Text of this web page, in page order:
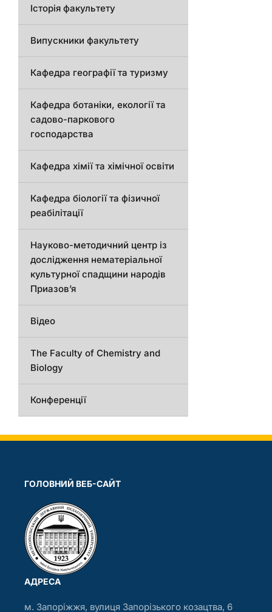
Історія факультету
Випускники факультету
Кафедра географії та туризму
Кафедра ботаніки, екології та
садово-паркового
господарства
Кафедра хімії та хімічної освіти
Кафедра біології та фізичної
реабілітації
Науково-методичний центр із
дослідження нематеріальної
культурної спадщини народів
Приазов’я
Відео
The Faculty of Chemistry and
Biology
Конференції
ГОЛОВНИЙ ВЕБ-САЙТ
АДРЕСА
м. Запоріжжя, вулиця Запорізького козацтва, 6